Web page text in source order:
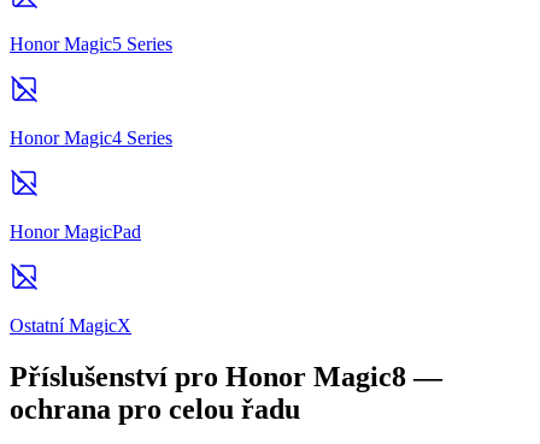
Honor Magic5 Series
Honor Magic4 Series
Honor MagicPad
Ostatní MagicX
Příslušenství pro Honor Magic8 —
ochrana pro celou řadu